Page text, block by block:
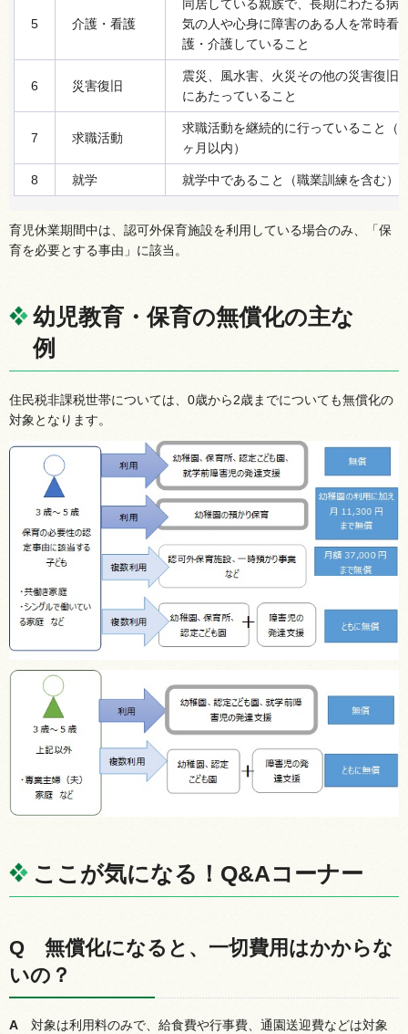
5 介護・看護
同居している親族で、長期にわたる病
気の人や心身に障害のある人を常時看
護・介護していること
6 災害復旧
震災、風水害、火災その他の災害復旧
にあたっていること
7 求職活動
求職活動を継続的に行っていること（3
ヶ月以内）
8 就学 就学中であること（職業訓練を含む）
育児休業期間中は、認可外保育施設を利用している場合のみ、「保
育を必要とする事由」に該当。
幼児教育・保育の無償化の主な
例
住民税非課税世帯については、0歳から2歳までについても無償化の
対象となります。
ここが気になる！Q&Aコーナー
Q 無償化になると、一切費用はかからな
いの？
A 対象は利用料のみで、給食費や行事費、通園送迎費などは対象